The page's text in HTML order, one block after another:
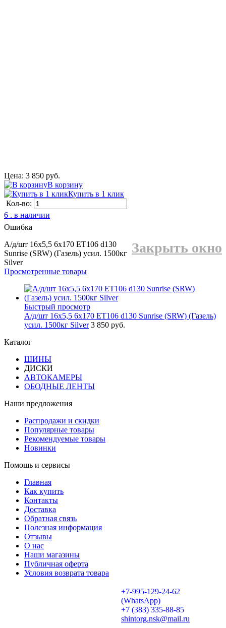
Цена: 3 850 руб.
В корзину
Купить в 1 клик
Кол-во:
6 . в наличии
Ошибка
Закрыть окно
А/д/шт 16x5,5 6x170 ЕТ106 d130
Sunrise (SRW) (Газель) усил. 1500кг
Silver
Просмотренные товары
Быстрый просмотр
А/д/шт 16x5,5 6x170 ЕТ106 d130 Sunrise (SRW) (Газель)
усил. 1500кг Silver 3 850 руб.
Каталог
ШИНЫ
ДИСКИ
АВТОКАМЕРЫ
ОБОДНЫЕ ЛЕНТЫ
Наши предложения
Распродажи и скидки
Популярные товары
Рекомендуемые товары
Новинки
Помощь и сервисы
Главная
Как купить
Контакты
Доставка
Обратная связь
Полезная информация
Отзывы
О нас
Наши магазины
Публичная оферта
Условия возврата товара
+7-995-129-24-62
(WhatsApp)
+7 (383) 335-88-85
shintorg.nsk@mail.ru